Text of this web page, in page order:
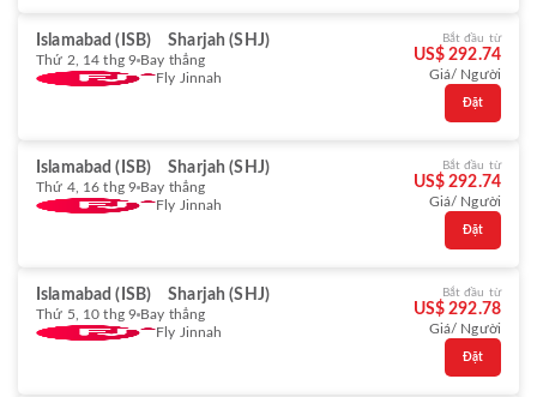
Islamabad (ISB) Sharjah (SHJ)
Thứ 2, 14 thg 9 Bay thẳng
Fly Jinnah
Bắt đầu từ
US$ 292.74
Giá/ Người
Đặt
Islamabad (ISB) Sharjah (SHJ)
Thứ 4, 16 thg 9 Bay thẳng
Fly Jinnah
Bắt đầu từ
US$ 292.74
Giá/ Người
Đặt
Islamabad (ISB) Sharjah (SHJ)
Thứ 5, 10 thg 9 Bay thẳng
Fly Jinnah
Bắt đầu từ
US$ 292.78
Giá/ Người
Đặt